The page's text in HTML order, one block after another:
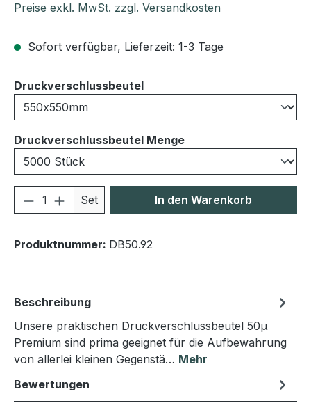
Preise exkl. MwSt. zzgl. Versandkosten
Sofort verfügbar, Lieferzeit: 1-3 Tage
Druckverschlussbeutelauswählen
Druckverschlussbeutel Mengeauswählen
Produkt Anzahl: Gib den
Set In den Warenkorb
Produktnummer: DB50.92
Beschreibung
Unsere praktischen Druckverschlussbeutel 50μ
Premium sind prima geeignet für die Aufbewahrung
von allerlei kleinen Gegenstä… Mehr
Bewertungen